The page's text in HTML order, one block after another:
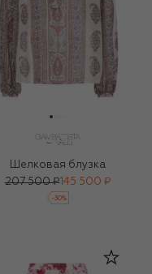
Шелковая блузка
207 500 ₽145 500 ₽
-30%